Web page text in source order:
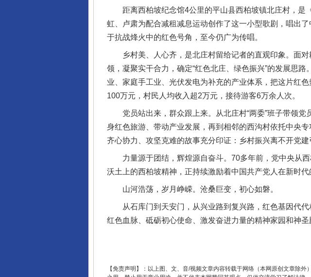
距离西柏坡纪念馆4公里的平山县西柏坡镇北庄村，是
虹、卢肃为配合减租减息运动创作了这一小型歌剧，唱出
于抗战烽火中的红色号角，至今仍广为传唱。
乡村美、人心齐，是北庄村留给记者的直观印象。面对
领，凝聚实干合力，确定“红色北庄、绿色振兴”的发展思
业、家庭手工业、光伏发电为补充的产业体系，把这片红
100万元，村民人均收入超2万元，接待游客6万余人次。
党员站出来，群众跟上来。从北庄村“两委”班子带领党
身红色旅游、带动产业发展，再到相邻的西沟村依托中央
齐心协力、攻坚克难的故事充分印证：乡村振兴离不开党
力量源于团结，辉煌源自奋斗。70多年前，党中央从西
沃土上的西柏坡精神，正持续激励着中国共产党人在新时代
山河浩荡，岁月峥嵘。沧桑巨变，初心如磐。
从石库门到天安门，从兴业路到复兴路，红色基因代代
红色血脉、砥砺初心使命、激发奋进力量的精神家园和神圣
【免责声明】：以上图、文、音/视频文章内容转载于网络（本网原创文章除
完善运行机制助力责任有效落实 一纸欠条
东山县通报“牛蛙产品抗生素超标问题” 法徽